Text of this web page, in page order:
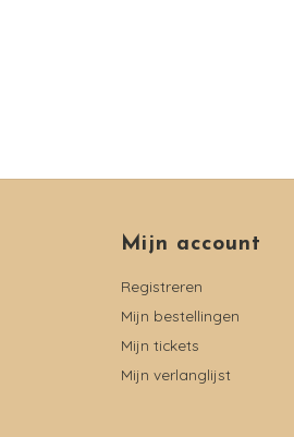
Mijn account
Registreren
Mijn bestellingen
Mijn tickets
Mijn verlanglijst